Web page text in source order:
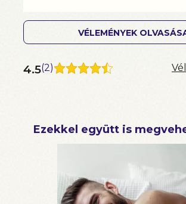
VÉLEMÉNYEK
4.5(2)
Ezekkel együtt is